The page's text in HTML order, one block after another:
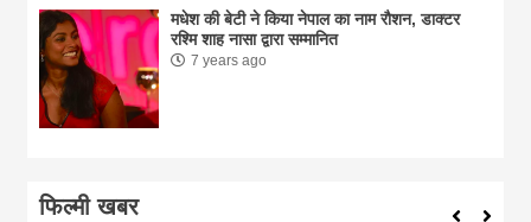
मधेश की बेटी ने किया नेपाल का नाम राैशन, डाक्टर
रश्मि शाह नासा द्वारा सम्मानित
7 years ago
फिल्मी खबर